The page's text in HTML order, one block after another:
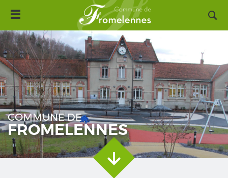
Aller
contenu
principal
Toggle
navigation
COMMUNE DE
FROMELENNES